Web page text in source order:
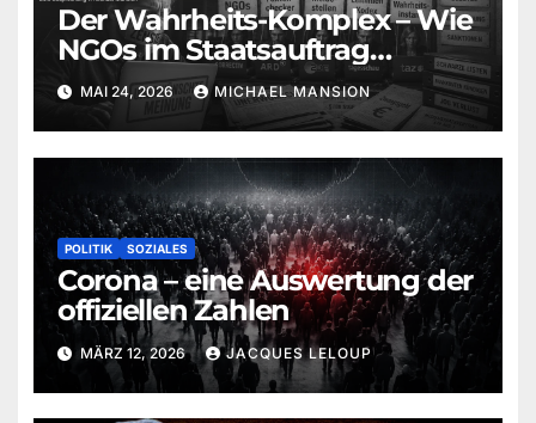
Der Wahrheits-Komplex – Wie
NGOs im Staatsauftrag
unerwünschte Meinungen
bekämpfen (Norbert Häring) |
Eine Besprechung von
Michael Mansion
MAI 24, 2026 MICHAEL MANSION
POLITIK SOZIALES
Corona – eine Auswertung der
offiziellen Zahlen
MÄRZ 12, 2026 JACQUES LELOUP